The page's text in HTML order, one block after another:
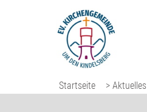
Startseite > Aktuelles